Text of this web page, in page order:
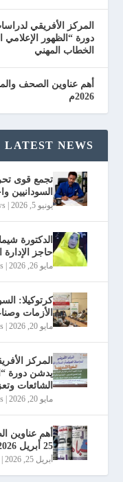
المركز الأفريقي
دورة “الظهور الإعلامي
الخطاب المهني
2026م
LATEST NEWS
تجمع قوى
السودانيين
يونيو 5, 2026 |
الدكتورة
حاجز الإدارة
مايو 26, 2026 |
كرتوكيلا:
الأزمات
مايو 20, 2026 |
المركز
يدشن دورة
الشائعات
مايو 20, 2026 |
أهم عناوين
25 أبريل 2026م
أبريل 25, 2026 |